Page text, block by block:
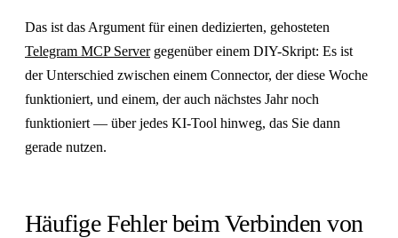
Das ist das Argument für einen dedizierten, gehosteten
Telegram MCP Servergegenüber einem DIY-Skript: Es ist
der Unterschied zwischen einem Connector, der diese Woche
funktioniert, und einem, der auch nächstes Jahr noch
funktioniert — über jedes KI-Tool hinweg, das Sie dann
gerade nutzen.
Häufige Fehler beim Verbinden von